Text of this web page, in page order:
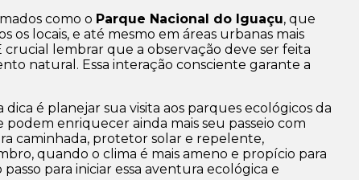
como o Parque Nacional do Iguaçu, que
os locais, e até mesmo em áreas urbanas mais
lembrar que a observação deve ser feita
natural. Essa interação consciente garante a
é planejar sua visita aos parques ecológicos da
enriquecer ainda mais seu passeio com
caminhada, protetor solar e repelente,
quando o clima é mais ameno e propício para
para iniciar essa aventura ecológica e